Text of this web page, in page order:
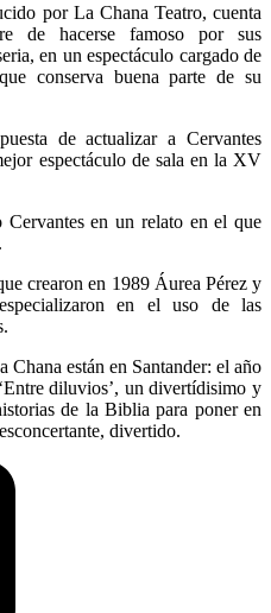
por La Chana Teatro, cuenta
de hacerse famoso por sus
en un espectáculo cargado de
conserva buena parte de su
de actualizar a Cervantes
espectáculo de sala en la XV
en un relato en el que
crearon en 1989 Áurea Pérez y
en el uso de las
están en Santander: el año
diluvios’, un divertídisimo y
de la Biblia para poner en
divertido.